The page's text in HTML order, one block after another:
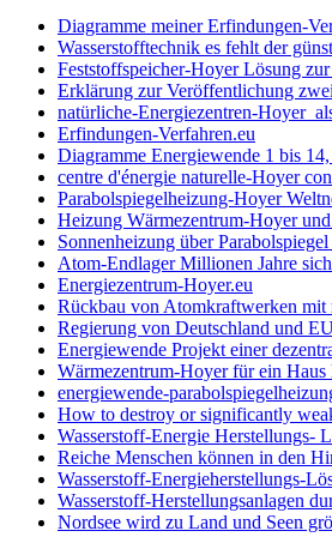
Diagramme meiner Erfindungen-
Wasserstofftechnik es fehlt der
Feststoffspeicher-Hoyer Lösung
Erklärung zur Veröffentlichung
natürliche-Energiezentren-Hoyer
Erfindungen-Verfahren.eu
Diagramme Energiewende 1 bis
centre d'énergie naturelle-Hoyer
Parabolspiegelheizung-Hoyer
Heizung Wärmezentrum-Hoyer
Sonnenheizung über
Atom-Endlager Millionen Jahre
Energiezentrum-Hoyer.eu
Rückbau von Atomkraftwerken mit
Regierung von Deutschland und
Energiewende Projekt einer
Wärmezentrum-Hoyer für ein
energiewende-
How to destroy or significantly
Wasserstoff-Energie Herstellungs-
Reiche Menschen können in den
Wasserstoff-Energieherstellungs-
Wasserstoff-Herstellungsanlagen
Nordsee wird zu Land und Seen